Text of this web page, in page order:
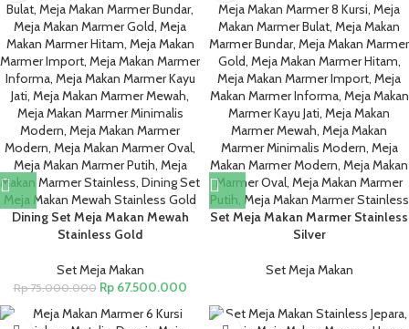
Dining Set Meja Makan Mewah
Stainless Gold
Set Meja Makan
Rp75.000.000 Rp67.500.000
Set Meja Makan Marmer Stainless
Silver
Set Meja Makan